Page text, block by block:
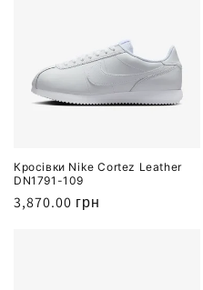
Кросівки Nike Cortez Leather
DN1791-109
Звичайна
3,870.00 грн